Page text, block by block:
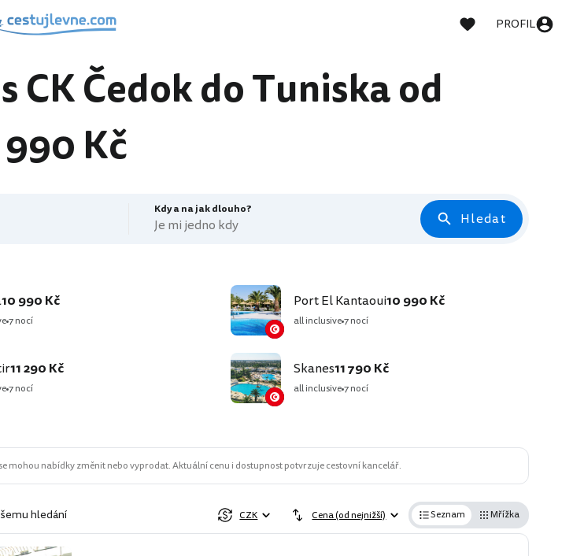
PROFIL
CK Čedok do Tuniska od
990 Kč
Kdy a na jak dlouho?
Je mi jedno kdy Hledat
10 990 Kč
7 nocí
Port El Kantaoui10 990 Kč
all inclusive7 nocí
11 290 Kč
7 nocí
Skanes11 790 Kč
all inclusive7 nocí
mohou nabídky změnit nebo vyprodat. Aktuální cenu i dostupnost potvrzuje cestovní kancelář.
hledání CZK Cena (od nejnižší) Seznam Mřížka